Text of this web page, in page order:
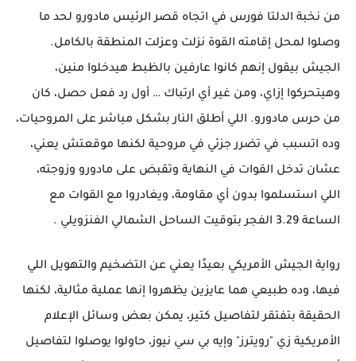
من نخبة الدلتا فورس في اتجاه قصر الرئيس مادورو لحد ما
وصلوا لمحل إقامته القوة نزلت وعزلت المنطقة بالكامل.
الجيش بيقول إنهم كانوا عارفين بالظبط هيدخلوا منين،
وهيتحركوا إزاي، ومن غير أي ارتباك … أول رد فعل حصل، كان
من حرس مادورو. اللي أطلق النار بشكل مباشر على المروحيات،
وده اتسبب في تضرر جزئي في مروحية لكنها موقعتش يعني،
عشان تدخل القوات في النهاية وتقبض على مادورو وزوجته،
اللي استسلموا بدون أي مقاومة، ويغادروا مع القوات مع
الساعة 3.29 الفجر بتوقيت الساحل الشمالي الفنزويلي .
رواية الجيش الأمريكي بعيدًا يعني عن التضخيم والتهويل اللي
فيها، وده طبيعي هما عايزين يظهروا إنها عملية مثالية، لكنها
الحقيقة بتفتقر لتفاصيل كتير، يمكن بعض وسائل الإعلام
الأمريكية زي "رويترز" وإيه بي سي نيوز، حاولوا يوصلوا لتفاصيل